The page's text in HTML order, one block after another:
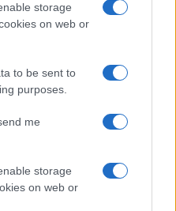
storage
on web or
to be sent to
purposes.
me
storage
on web or
para gestionar